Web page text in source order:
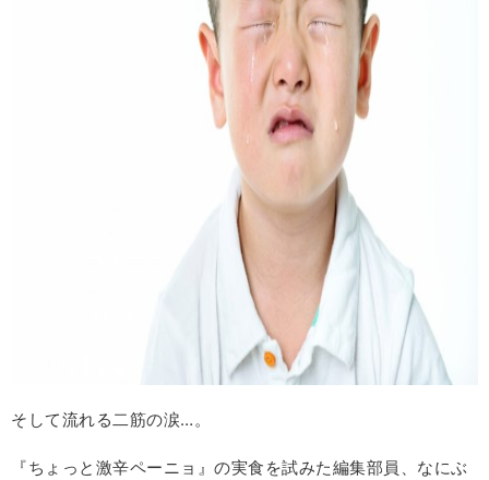
そして流れる二筋の涙…。
『ちょっと激辛ペーニョ』の実食を試みた編集部員、なにぶ